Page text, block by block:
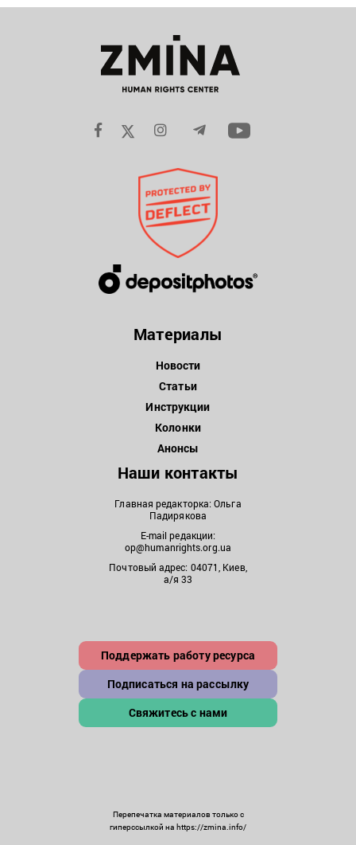
Материалы
Новости
Статьи
Инструкции
Колонки
Анонсы
Наши контакты
Главная редакторка: Ольга
Падирякова
E-mail редакции:
op@humanrights.org.ua
Почтовый адрес: 04071, Киев,
а/я 33
Поддержать работу ресурса
Подписаться на рассылку
Свяжитесь с нами
Перепечатка материалов только с
гиперссылкой на https://zmina.info/